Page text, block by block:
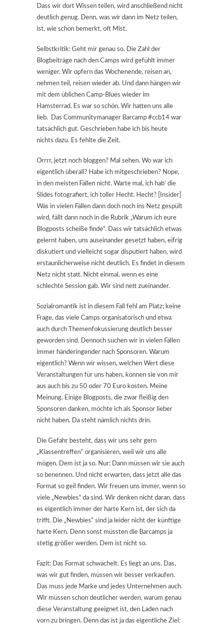
Dass wir dort Wissen teilen, wird anschließend nicht
deutlich genug. Denn, was wir dann im Netz teilen,
ist, wie schon bemerkt, oft Mist.
Selbstkritik: Geht mir genau so. Die Zahl der
Blogbeiträge nach den Camps wird gefühlt immer
weniger. Wir opfern das Wochenende, reisen an,
nehmen teil, reisen wieder ab. Und dann hängen wir
mit dem üblichen Camp-Blues wieder im
Hamsterrad. Es war so schön. Wir hatten uns alle
lieb. Das Communitymanager Barcamp #ccb14 war
tatsächlich gut. Geschrieben habe ich bis heute
nichts dazu. Es fehlte die Zeit.
Orrrr, jetzt noch bloggen? Mal sehen. Wo war ich
eigentlich überall? Habe ich mitgeschrieben? Nope,
in den meisten Fällen nicht. Warte mal, ich hab‘ die
Slides fotografiert, ich toller Hecht. Hecht? [Insider]
Was in vielen Fällen dann doch noch ins Netz gespült
wird, fällt dann noch in die Rubrik „Warum ich eure
Blogposts scheiße finde“. Dass wir tatsächlich etwas
gelernt haben, uns auseinander gesetzt haben, eifrig
diskutiert und vielleicht sogar disputiert haben, wird
erstaunlicherweise nicht deutlich. Es findet in diesem
Netz nicht statt. Nicht einmal, wenn es eine
schlechte Session gab. Wir sind nett zueinander.
Sozialromantik ist in diesem Fall fehl am Platz; keine
Frage, das viele Camps organisatorisch und etwa
auch durch Themenfokussierung deutlich besser
geworden sind. Dennoch suchen wir in vielen Fällen
immer händeringender nach Sponsoren. Warum
eigentlich? Wenn wir wissen, welchen Wert diese
Veranstaltungen für uns haben, können sie von mir
aus auch bis zu 50 oder 70 Euro kosten. Meine
Meinung. Einige Blogposts, die zwar fleißig den
Sponsoren danken, möchte ich als Sponsor lieber
nicht haben. Da steht nämlich nichts drin.
Die Gefahr besteht, dass wir uns sehr gern
„Klassentreffen“ organisieren, weil wir uns alle
mögen. Dem ist ja so. Nur: Dann müssen wir sie auch
so benennen. Und nicht erwarten, dass jetzt alle das
Format so geil finden. Wir freuen uns immer, wenn so
viele „Newbies“ da sind. Wir denken nicht daran, dass
es eigentlich immer der harte Kern ist, der sich da
trifft. Die „Newbies“ sind ja leider nicht der künftige
harte Kern. Denn sonst müssten die Barcamps ja
stetig größer werden. Dem ist nicht so.
Fazit: Das Format schwächelt. Es liegt an uns. Das,
was wir gut finden, müssen wir besser verkaufen.
Das muss jede Marke und jedes Unternehmen auch.
Wir müssen schon deutlicher werden, warum genau
diese Veranstaltung geeignet ist, den Laden nach
vorn zu bringen. Denn das ist ja das eigentliche Ziel: